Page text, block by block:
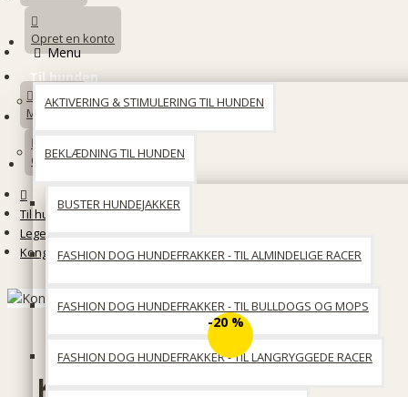
Opret en konto
Menu
Til hunden
AKTIVERING & STIMULERING TIL HUNDEN
BEKLÆDNING TIL HUNDEN
BUSTER HUNDEJAKKER
FASHION DOG HUNDEFRAKKER - TIL ALMINDELIGE RACER
FASHION DOG HUNDEFRAKKER - TIL BULLDOGS OG MOPS
FASHION DOG HUNDEFRAKKER - TIL LANGRYGGEDE RACER
Min konto
Opret en konto
Til hunden
Legetøj
Kong Floofs Sherps
-20 %
Kong Floofs Sherps